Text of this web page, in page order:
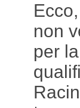
non
per